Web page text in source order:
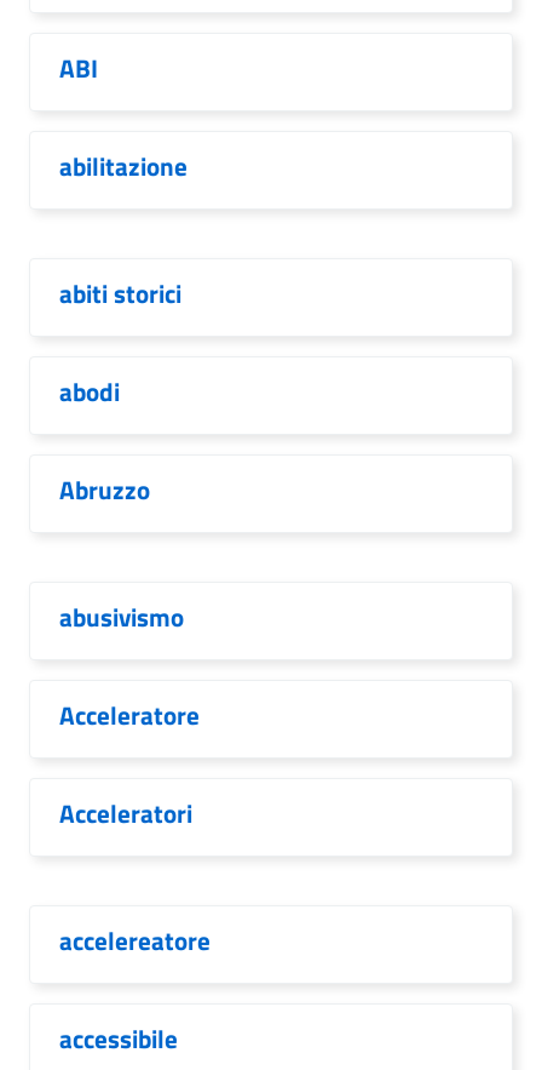
ABI
abilitazione
abiti storici
abodi
Abruzzo
abusivismo
Acceleratore
Acceleratori
accelereatore
accessibile